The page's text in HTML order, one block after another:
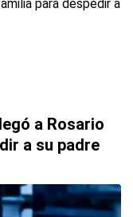
a Rosario
a su padre